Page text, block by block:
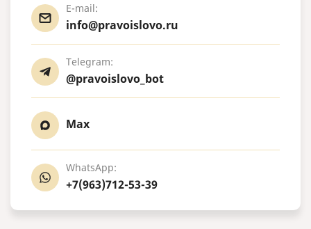
E-mail:
info@pravoislovo.ru
Telegram:
@pravoislovo_bot
Max
WhatsApp:
+7(963)712-53-39